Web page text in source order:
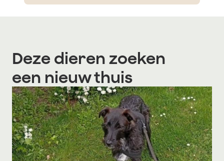
Deze dieren zoeken
een nieuw thuis